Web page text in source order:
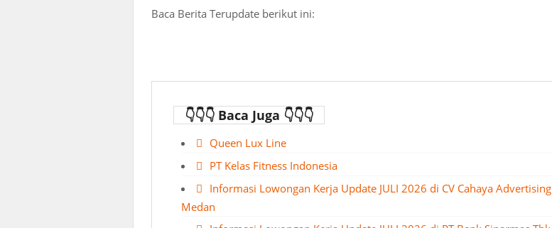
Baca Berita Terupdate berikut ini:
👇👇👇 Baca Juga 👇👇👇
Queen Lux Line
PT Kelas Fitness Indonesia
Informasi Lowongan Kerja Update JULI 2026 di CV Cahaya Advertising
Medan